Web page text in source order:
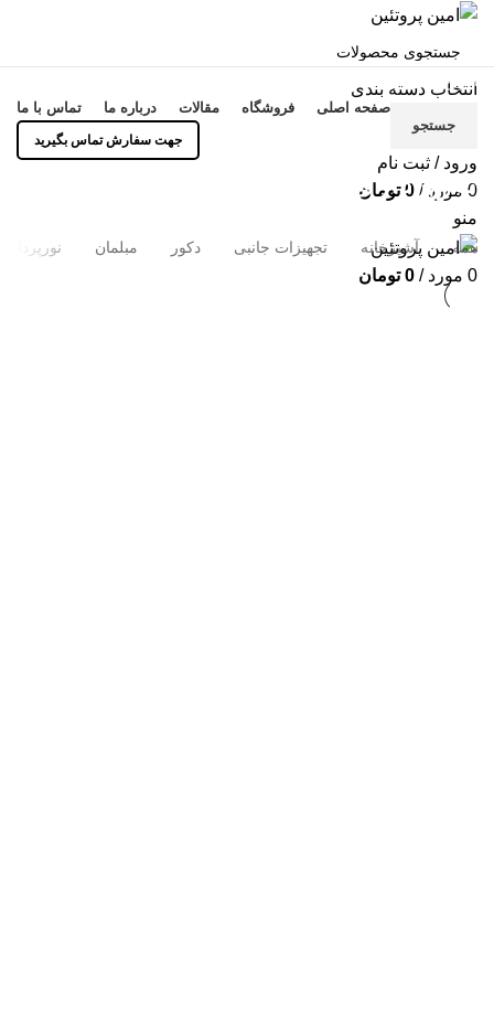
انتخاب دسته بندی
جستجو
ورود / ثبت نام
0 مورد /
0 تومان
منو
0 مورد /
0 تومان
انواع محصولات
صفحه اصلی فروشگاه مقالات درباره ما تماس با ما
جهت سفارش تماس بگیرید
نورپردازی
همه آشپزخانه تجهیزات جانبی دکور مبلمان